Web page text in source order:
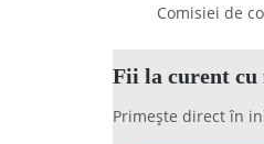
Comisiei de
Fii la curent cu
Primește direct în